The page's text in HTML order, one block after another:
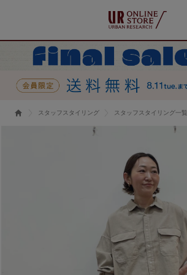
スタッフスタイリング スタッフスタイリング一覧